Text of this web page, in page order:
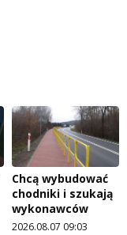
Chcą wybudować
chodniki i szukają
wykonawców
2026.08.07 09:03